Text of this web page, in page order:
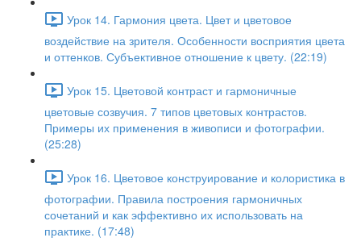
Урок 14. Гармония цвета. Цвет и цветовое
воздействие на зрителя. Особенности восприятия цвета
и оттенков. Субъективное отношение к цвету. (22:19)
Урок 15. Цветовой контраст и гармоничные
цветовые созвучия. 7 типов цветовых контрастов.
Примеры их применения в живописи и фотографии.
(25:28)
Урок 16. Цветовое конструирование и колористика в
фотографии. Правила построения гармоничных
сочетаний и как эффективно их использовать на
практике. (17:48)